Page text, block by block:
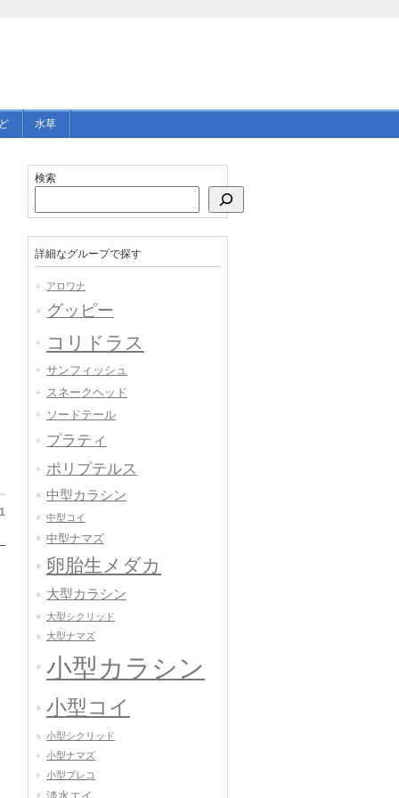
水草
検索
詳細なグループで探す
アロワナ
グッピー
コリドラス
サンフィッシュ
スネークヘッド
ソードテール
プラティ
ポリプテルス
中型カラシン
中型コイ
中型ナマズ
卵胎生メダカ
大型カラシン
大型シクリッド
大型ナマズ
小型カラシン
小型コイ
小型シクリッド
小型ナマズ
小型プレコ